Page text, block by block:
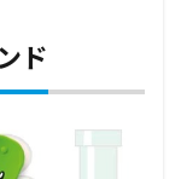
ド